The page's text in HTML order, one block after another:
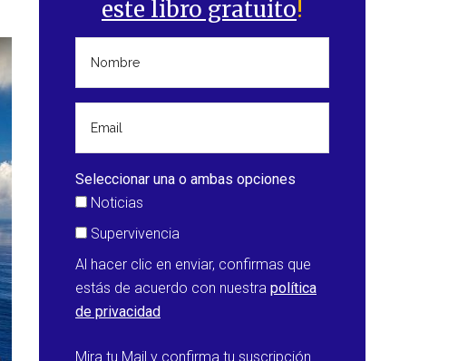
este libro gratuito!
Seleccionar una o ambas opciones
Noticias
Supervivencia
Al hacer clic en enviar, confirmas que
estás de acuerdo con nuestra política
de privacidad
Mira tu Mail y confirma tu suscripción